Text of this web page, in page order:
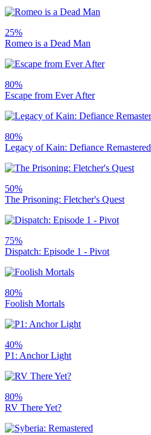
25%
Romeo is a Dead Man
80%
Escape from Ever After
80%
Legacy of Kain: Defiance Remastered
50%
The Prisoning: Fletcher's Quest
75%
Dispatch: Episode 1 - Pivot
80%
Foolish Mortals
40%
P1: Anchor Light
80%
RV There Yet?